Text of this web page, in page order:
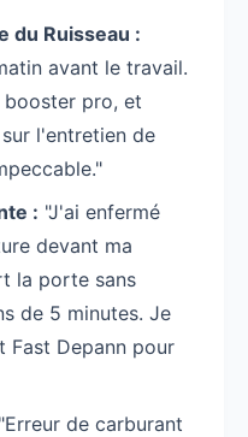
du Ruisseau :
avant le travail.
booster pro, et
l'entretien de
: "J'ai enfermé
devant ma
la porte sans
de 5 minutes. Je
Fast Depann pour
"Erreur de carburant